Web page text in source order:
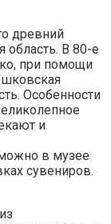
древний
область. В 80-е
при помощи
Особенности
и
в музее
сувениров.